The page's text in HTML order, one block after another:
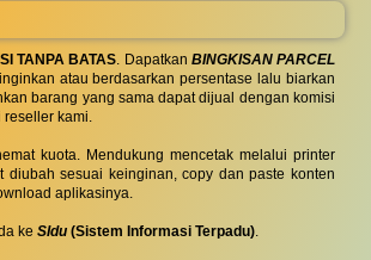
TANPA BATAS. Dapatkan BINGKISAN PARCEL
atau berdasarkan persentase lalu biarkan
barang yang sama dapat dijual dengan komisi
reseller kami.
kuota. Mendukung mencetak melalui printer
sesuai keinginan, copy dan paste konten
aplikasinya.
ke SIdu (Sistem Informasi Terpadu).